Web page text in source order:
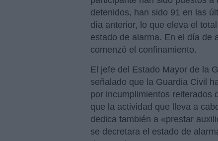
detenidos, han sido 91 en las
día anterior, lo que eleva el
estado de alarma. En el día de
comenzó el confinamiento.
El jefe del Estado Mayor de la
señalado que la Guardia Civil
por incumplimientos reiterados
que la actividad que lleva a
dedica también a «prestar
se decretara el estado de